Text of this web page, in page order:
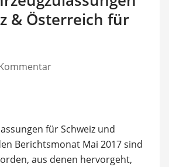
& Österreich für
für Schweiz und
Berichtsmonat Mai 2017 sind
aus denen hervorgeht,